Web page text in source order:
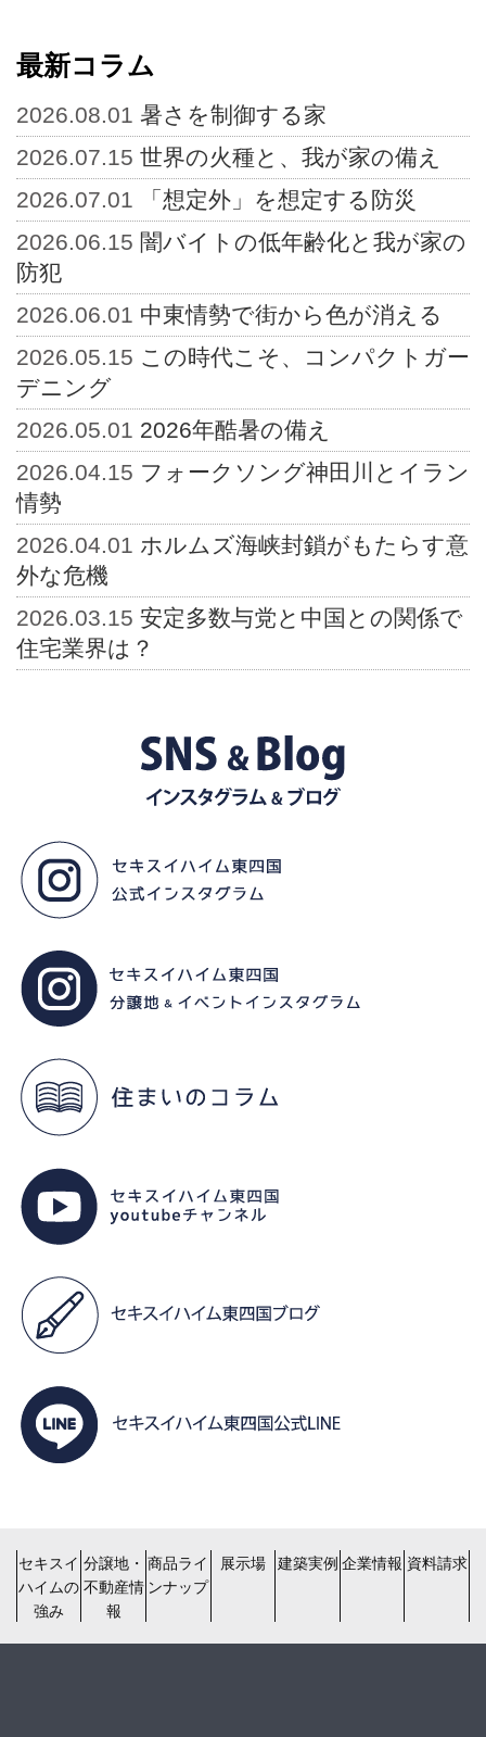
最新コラム
2026.08.01 暑さを制御する家
2026.07.15 世界の火種と、我が家の備え
2026.07.01
「想定外」を想定する防災
2026.06.15 闇バイトの低年齢化と我が家の
防犯
2026.06.01 中東情勢で街から色が消える
2026.05.15 この時代こそ、コンパクトガー
デニング
2026.05.01 2026年酷暑の備え
2026.04.15 フォークソング神田川とイラン
情勢
2026.04.01 ホルムズ海峡封鎖がもたらす意
外な危機
2026.03.15 安定多数与党と中国との関係で
住宅業界は？
セキスイ
ハイムの
強み
分譲地・
不動産情
報
商品ライ
ンナップ
展示場 建築実例 企業情報 資料請求